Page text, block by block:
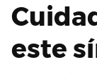
este